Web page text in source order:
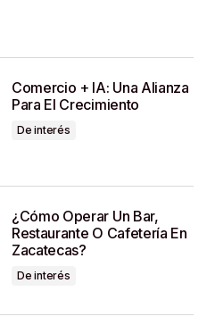
Comercio + IA: Una Alianza
Para El Crecimiento
De interés
¿Cómo Operar Un Bar,
Restaurante O Cafetería En
Zacatecas?
De interés